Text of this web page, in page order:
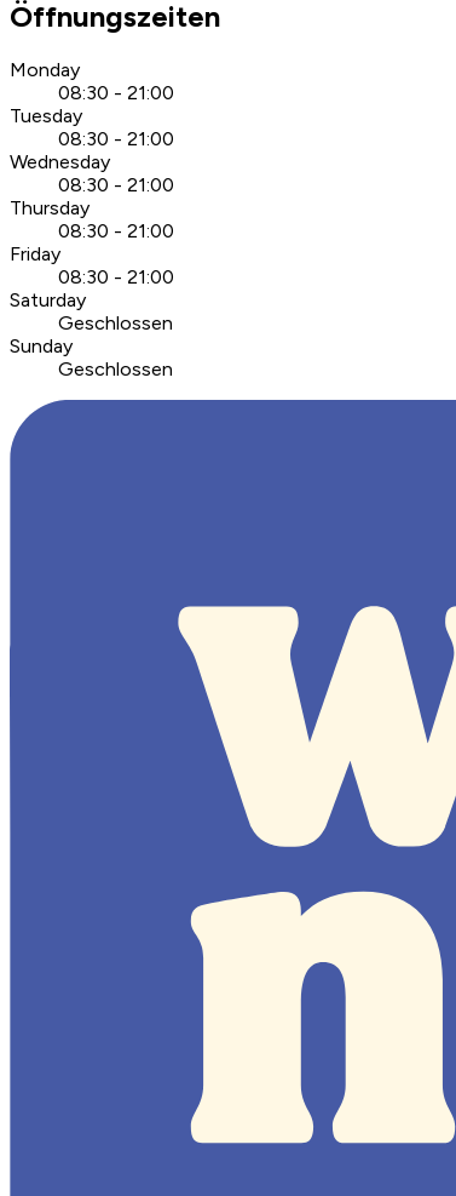
Öffnungszeiten
Monday
08:30 - 21:00
Tuesday
08:30 - 21:00
Wednesday
08:30 - 21:00
Thursday
08:30 - 21:00
Friday
08:30 - 21:00
Saturday
Geschlossen
Sunday
Geschlossen